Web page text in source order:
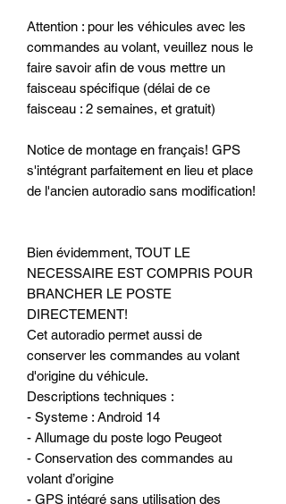
Attention : pour les véhicules avec les
commandes au volant, veuillez nous le
faire savoir afin de vous mettre un
faisceau spécifique (délai de ce
faisceau : 2 semaines, et gratuit)
Notice de montage en français! GPS
s'intégrant parfaitement en lieu et place
de l'ancien autoradio sans modification!
Bien évidemment, TOUT LE
NECESSAIRE EST COMPRIS POUR
BRANCHER LE POSTE
DIRECTEMENT!
Cet autoradio permet aussi de
conserver les commandes au volant
d'origine du véhicule.
Descriptions techniques :
- Systeme : Android 14
- Allumage du poste logo Peugeot
- Conservation des commandes au
volant d’origine
- GPS intégré sans utilisation des